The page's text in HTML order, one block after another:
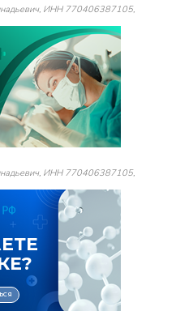
ИНН 770406387105,
ИНН 770406387105,